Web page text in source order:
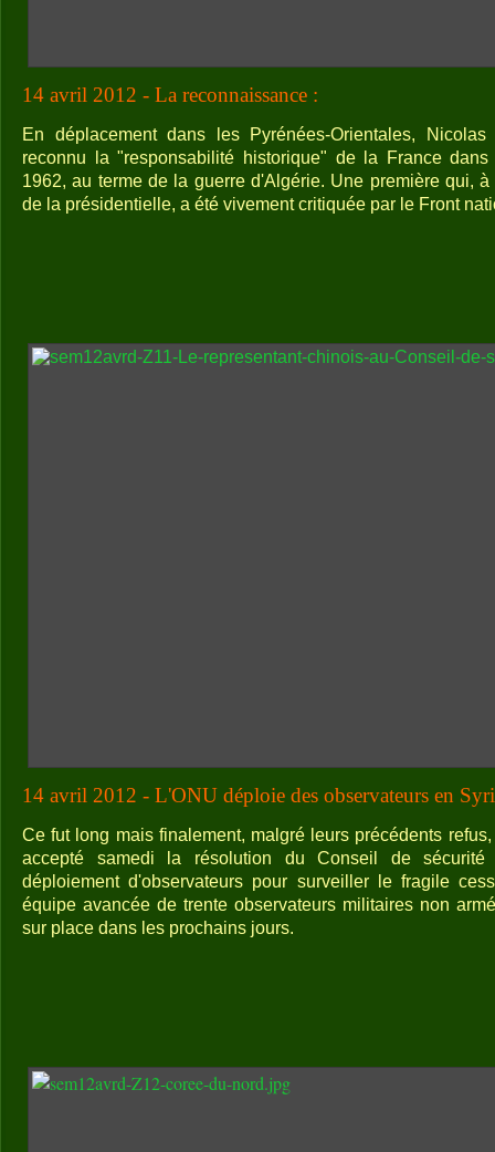
14 avril 2012 - La reconnaissance :
En déplacement dans les Pyrénées-Orientales,
reconnu la "responsabilité historique" de la France
1962, au terme de la guerre d'Algérie. Une première qui,
de la présidentielle, a été vivement critiquée par le Front
14 avril 2012 - L'ONU déploie des observateurs en
Ce fut long mais finalement, malgré leurs précédents
accepté samedi la résolution du Conseil de
déploiement d'observateurs pour surveiller le fragile
équipe avancée de trente observateurs militaires non
sur place dans les prochains jours.